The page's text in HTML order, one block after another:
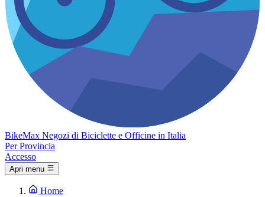
BikeMax Negozi di Biciclette e Officine in Italia
Per Provincia
Accesso
Apri menu
Home